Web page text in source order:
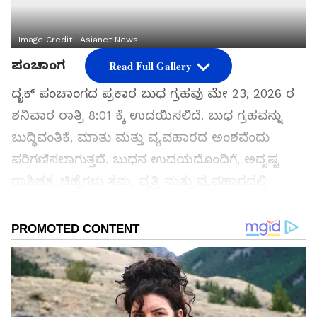
Image Credit :Asianet News
ಪಂಚಾಂಗ
ದೃಕ್ ಪಂಚಾಂಗದ ಪ್ರಕಾರ ಬುಧ ಗ್ರಹವು ಮೇ 23, 2026 ರ
ಶನಿವಾರ ರಾತ್ರಿ 8:01 ಕ್ಕೆ ಉದಯಿಸಲಿದೆ. ಬುಧ ಗ್ರಹವನ್ನು
ಬುದ್ಧಿವಂತಿಕೆ, ಮಾತು ಮತ್ತು ವ್ಯವಹಾರದ ಅಂಶವೆಂದು
ಪರಿಗಣಿಸಲಾಗುತ್ತದೆ. ಬುಧನ ಉದಯದೊಂದಿಗೆ, ಅದೃಷ್ಟ
ಸಮಗ್ರ ಸುದ್ದಿ ಮೂಲವನ್ನಾಗಿ asianet suvarna news ಅನ್ನು
ಆಯ್ಕೆ ಮಾಡಿಕೊಳ್ಳಿ
Read Full Gallery